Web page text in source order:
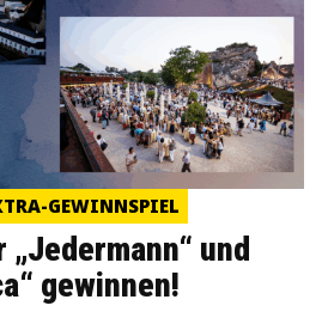
GEWINNSPIEL
und
gewinnen!